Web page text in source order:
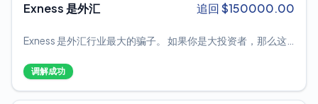
Exness 是外汇 追回 $150000.00
Exness 是外汇行业最大的骗子。 如果你是大投资者，那么这
有关该交易商的所有信息，在以 USDCHF 放置 180 手后，他
们不允许平仓，我的交易完成后利润为 1,11,000 美元。 他们
限制了我的出金和转账。 我尝试关闭交易，但他们不允许。 当
调解成功